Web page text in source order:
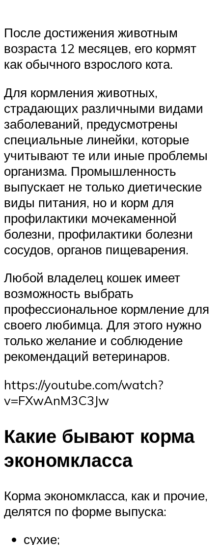
После достижения животным
возраста 12 месяцев, его кормят
как обычного взрослого кота.
Для кормления животных,
страдающих различными видами
заболеваний, предусмотрены
специальные линейки, которые
учитывают те или иные проблемы
организма. Промышленность
выпускает не только диетические
виды питания, но и корм для
профилактики мочекаменной
болезни, профилактики болезни
сосудов, органов пищеварения.
Любой владелец кошек имеет
возможность выбрать
профессиональное кормление для
своего любимца. Для этого нужно
только желание и соблюдение
рекомендаций ветеринаров.
https://youtube.com/watch?
v=FXwAnM3C3Jw
Какие бывают корма
экономкласса
Корма экономкласса, как и прочие,
делятся по форме выпуска:
сухие;